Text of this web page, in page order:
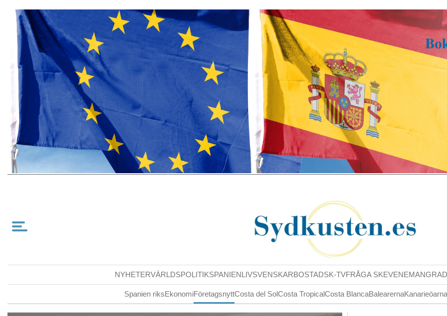
NYHETERVÄRLDSPOLITIKSPANIENLIVSVENSKARBOSTADSK-TVFRÅGA SKEVENEMANG
Spanien riksEkonomiFöretagsnyttCosta del SolCosta TropicalCosta BlancaBalearerna